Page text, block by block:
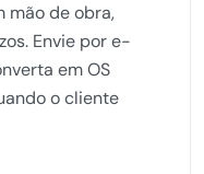
mão de obra,
Envie por e-
em OS
o cliente